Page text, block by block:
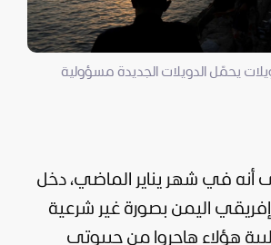
يحمّل الدويلات الجديدة مسؤولية
إلى أنه في شهر يناير الماضي، دخل
إفريقي اليمن بصورة غير شرعية
هؤلاء هاجروا من جيبوتي